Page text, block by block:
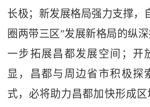
长极； 新发展格局强力支撑，
圈两带三区”发展新格局的纵
一步拓展昌都发展空间；开
显，昌都与周边省市积极探
式，必将助力昌都加快形成